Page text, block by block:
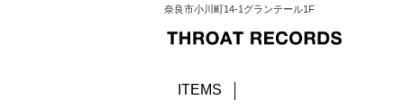
奈良市小川町14-1グランテール1F
ITEMS